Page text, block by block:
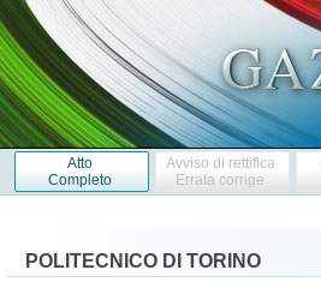
Atto
Completo
Avviso di rettifica
Errata corrige
POLITECNICO DI TORINO